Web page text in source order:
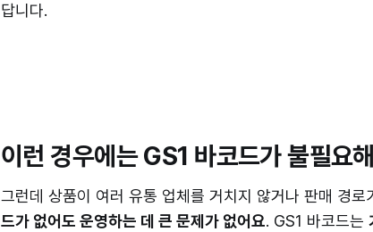
답니다.
이런 경우에는 GS1 바코드가 불필요
그런데 상품이 여러 유통 업체를 거치지 않거나 판매 경로
드가 없어도 운영하는 데 큰 문제가 없어요. GS1 바코드는